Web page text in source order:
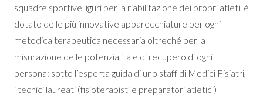
squadre sportive liguri per la riabilitazione dei propri atleti, è
dotato delle più innovative apparecchiature per ogni
metodica terapeutica necessaria oltreché per la
misurazione delle potenzialità e di recupero di ogni
persona: sotto l’esperta guida di uno staff di Medici Fisiatri,
i tecnici laureati (fisioterapisti e preparatori atletici)